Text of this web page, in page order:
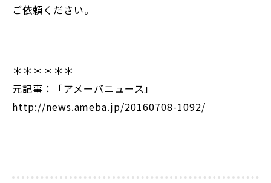
ご依頼ください。
＊＊＊＊＊＊
元記事：「アメーバニュース」
http://news.ameba.jp/20160708-1092/